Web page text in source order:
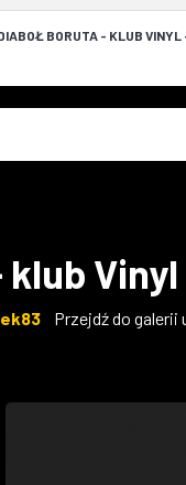
BORUTA - KLUB
Przejdź do galerii